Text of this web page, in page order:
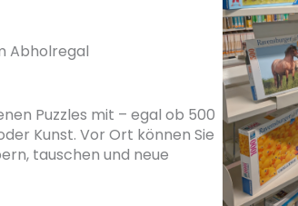
Abholregal
Puzzles mit – egal ob 500
Kunst. Vor Ort können Sie
tauschen und neue